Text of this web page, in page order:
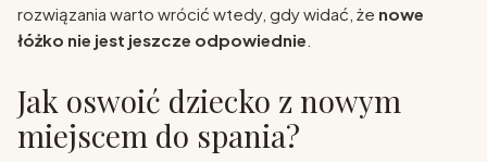
rozwiązania warto wrócić wtedy, gdy widać, że nowe
łóżko nie jest jeszcze odpowiednie
Jak oswoić dziecko z nowym
miejscem do spania?